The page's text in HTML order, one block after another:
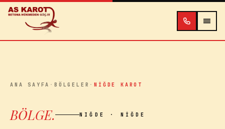
İçeriğe atla
ANA SAYFA ·BÖLGELER ·NIĞDE KAROT
BÖLGE. NIĞDE · NIĞDE